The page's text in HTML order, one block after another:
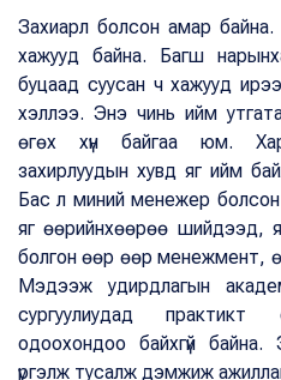
Захиарл болсон амар
хажууд байна. Багш
буцаад суусан ч хажууд
хэллээ. Энэ чинь ийм
өгөх хүн байгаа юм.
захирлуудын хувд яг ийм
Бас л миний менежер
яг өөрийнхөөрөө шийдээд,
болгон өөр өөр менежмент,
Мэдээж удирдлагын
сургуулиудад
одоохондоо байхгүй байна.
үргэлж тусалж дэмжиж